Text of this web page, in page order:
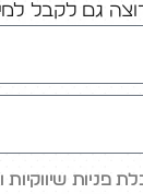
גם לקבל
שיווקיות